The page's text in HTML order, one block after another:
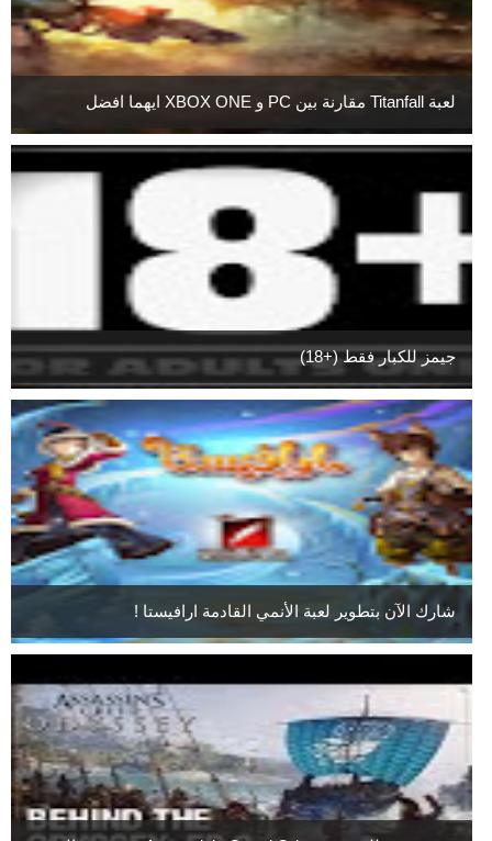
لعبة Titanfall مقارنة بين PC و XBOX ONE ايهما افضل
جيمز للكبار فقط (+18)
شارك الآن بتطوير لعبة الأنمي القادمة ارافيستا !